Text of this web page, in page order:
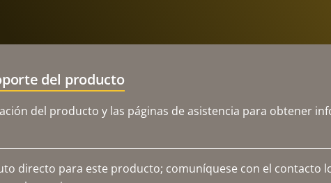
del producto
del producto y las páginas de asistencia para obtener
directo para este producto; comuníquese con el contacto